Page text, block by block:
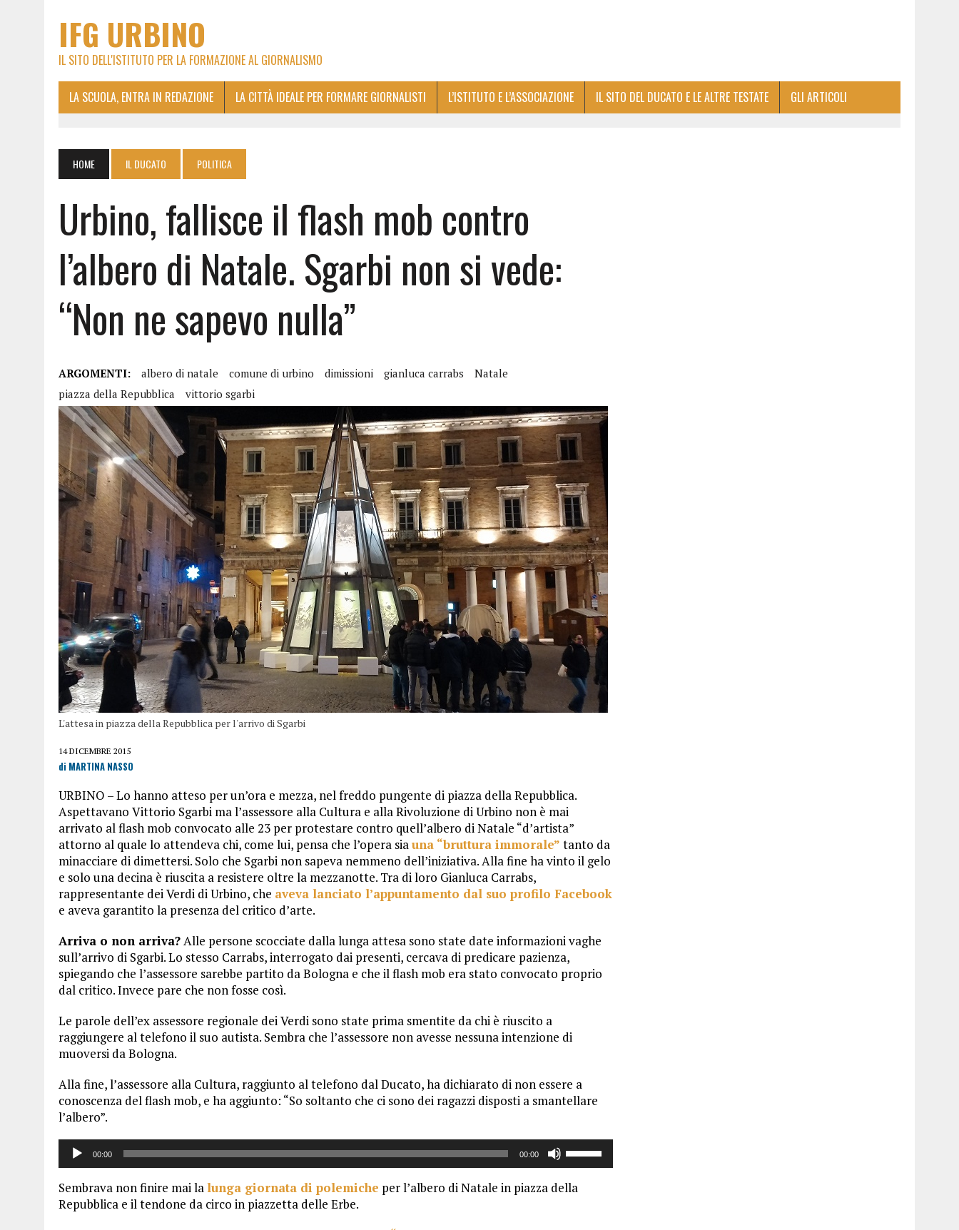
IFG URBINO
IL SITO DELL'ISTITUTO PER LA FORMAZIONE AL GIORNALISMO
LA SCUOLA, ENTRA IN REDAZIONE LA CITTÀ IDEALE PER FORMARE GIORNALISTI L’ISTITUTO E L’ASSOCIAZIONE IL SITO DEL DUCATO E LE ALTRE TESTATE GLI ARTICOLI
HOME IL DUCATO POLITICA
Urbino, fallisce il flash mob contro
l’albero di Natale. Sgarbi non si vede:
“Non ne sapevo nulla”
ARGOMENTI: albero di natale comune di urbino dimissioni gianluca carrabs
Natale
piazza della Repubblica
vittorio sgarbi
L'attesa in piazza della Repubblica per l'arrivo di Sgarbi
14 DICEMBRE 2015
di MARTINA NASSO
URBINO – Lo hanno atteso per un’ora e mezza, nel freddo pungente di piazza della Repubblica.
Aspettavano Vittorio Sgarbi ma l’assessore alla Cultura e alla Rivoluzione di Urbino non è mai
arrivato al flash mob convocato alle 23 per protestare contro quell’albero di Natale “d’artista”
attorno al quale lo attendeva chi, come lui, pensa che l’opera siauna “bruttura immorale” tanto da
minacciare di dimettersi. Solo che Sgarbi non sapeva nemmeno dell’iniziativa. Alla fine ha vinto il gelo
e solo una decina è riuscita a resistere oltre la mezzanotte. Tra di loro Gianluca Carrabs,
rappresentante dei Verdi di Urbino, che aveva lanciato l’appuntamento dal suo profilo Facebook
e aveva garantito la presenza del critico d’arte.
Arriva o non arriva?Alle persone scocciate dalla lunga attesa sono state date informazioni vaghe
sull’arrivo di Sgarbi. Lo stesso Carrabs, interrogato dai presenti, cercava di predicare pazienza,
spiegando che l’assessore sarebbe partito da Bologna e che il flash mob era stato convocato proprio
dal critico. Invece pare che non fosse così.
Le parole dell’ex assessore regionale dei Verdi sono state prima smentite da chi è riuscito a
raggiungere al telefono il suo autista. Sembra che l’assessore non avesse nessuna intenzione di
muoversi da Bologna.
Alla fine, l’assessore alla Cultura, raggiunto al telefono dal Ducato, ha dichiarato di non essere a
conoscenza del flash mob, e ha aggiunto: “So soltanto che ci sono dei ragazzi disposti a smantellare
l’albero”.
Audio
Player
00:00 00:00
tasti
freccia
Sembrava non finire mai lalunga giornata di polemiche per l’albero di Natale in piazza della
Repubblica e il tendone da circo in piazzetta delle Erbe.